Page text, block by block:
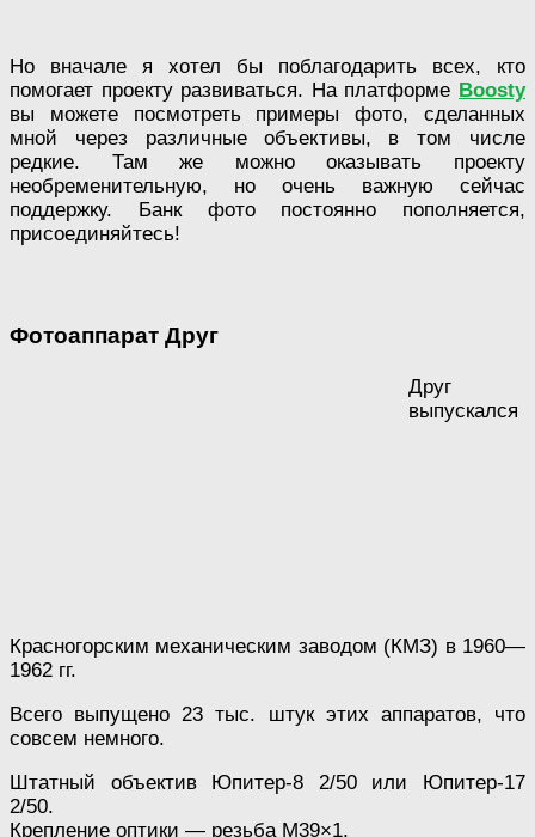
Но вначале я хотел бы поблагодарить всех, кто
помогает проекту развиваться. На платформе Boosty
вы можете посмотреть примеры фото, сделанных
мной через различные объективы, в том числе
редкие. Там же можно оказывать проекту
необременительную, но очень важную сейчас
поддержку. Банк фото постоянно пополняется,
присоединяйтесь!
Фотоаппарат Друг
Друг
выпускался
Красногорским механическим заводом (КМЗ) в 1960—
1962 гг.
Всего выпущено 23 тыс. штук этих аппаратов, что
совсем немного.
Штатный объектив Юпитер-8 2/50 или Юпитер-17
2/50.
Крепление оптики — резьба M39×1.